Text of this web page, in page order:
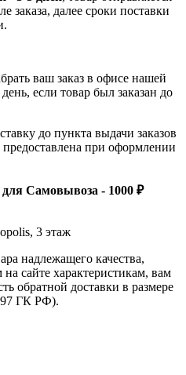
заказа, далее сроки поставки
ваш заказ в офисе нашей
если товар был заказан до
до пункта выдачи заказов
при оформлении
Самовывоза - 1000 ₽
3 этаж
надлежащего качества,
сайте характеристикам, вам
обратной доставки в размере
ГК РФ).